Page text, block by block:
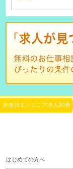
神奈川エンジニア求人JOB
はじめての方へ